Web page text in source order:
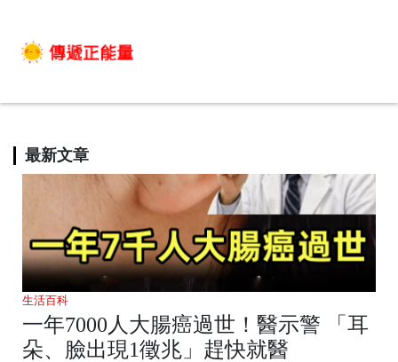
最新文章
生活百科
一年7000人大腸癌過世！醫示警 「耳
朵、臉出現1徵兆」趕快就醫